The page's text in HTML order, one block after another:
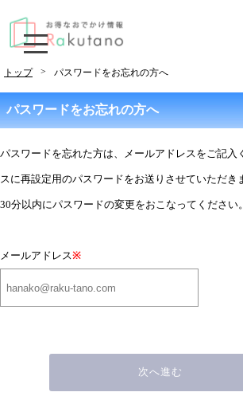
トップ > パスワードをお忘れの方へ
パスワードをお忘れの方へ
パスワードを忘れた方は、メールアドレスをご記入
スに再設定用のパスワードをお送りさせていただき
30分以内にパスワードの変更をおこなってください。
メールアドレス※